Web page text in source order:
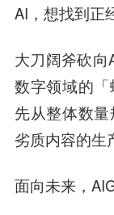
AI，想找到正
大刀阔斧砍向
数字领域的「
先从整体数
劣质内容的生
面向未来，